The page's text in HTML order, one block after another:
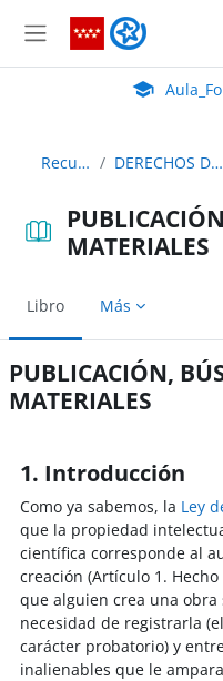
Panel lateral
Aula
Recursos DERECHOS DE AUTOR
MATERIALES
Libro Más
PUBLICACIÓN,
MATERIALES
1. Introducción
Como ya sabemos, la Ley
que la propiedad
científica corresponde al
creación (Artículo 1.
que alguien crea una
necesidad de registrarla
carácter probatorio) y
inalienables que le